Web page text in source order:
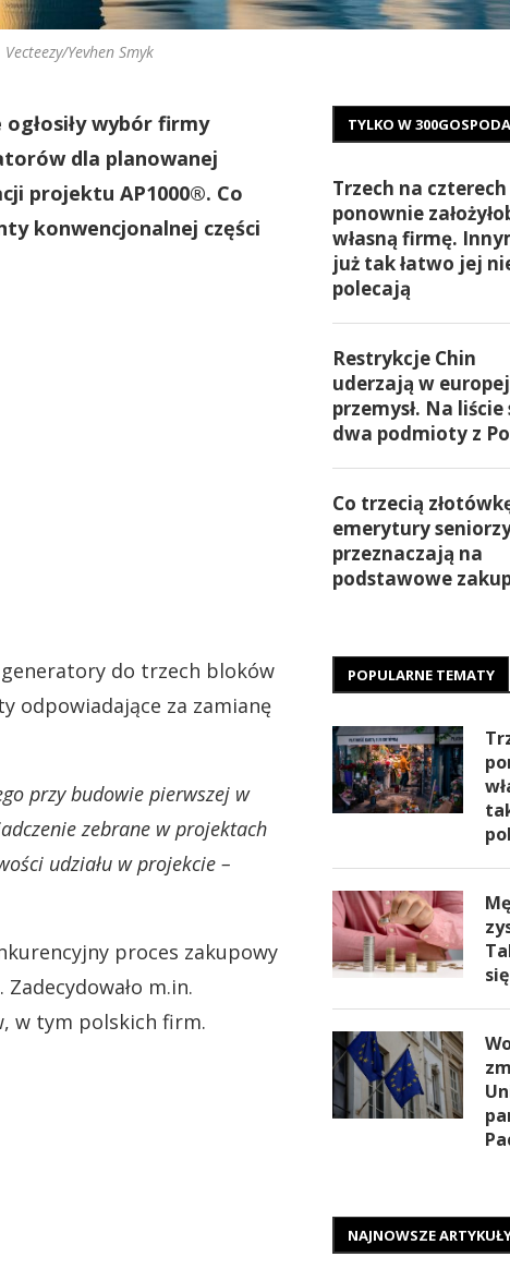
Yevhen Smyk
wybór firmy
dla planowanej
projektu AP1000®. Co
konwencjonalnej części
do trzech bloków
odpowiadające za zamianę
przy budowie pierwszej w
zebrane w projektach
udziału w projekcie –
proces zakupowy
m.in.
w tym polskich firm.
TYLKO W
Trzech na czterech
ponownie
własną firmę.
już tak łatwo jej
polecają
Restrykcje Chin
uderzają w
przemysł. Na liście
dwa podmioty z
Co trzecią
emerytury
przeznaczają na
podstawowe
POPULARNE TEMATY
NAJNOWSZE